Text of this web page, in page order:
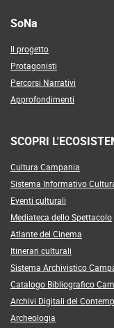
SoNa
Il progetto
Protagonisti
Percorsi Narrativi
Approfondimenti
SCOPRI
Cultura Campania
Sistema Informativo
Eventi culturali
Mediateca dello Spettacolo
Atlante del Cinema
Itinerari culturali
Sistema Archivistico
Catalogo Bibliografico
Archivi Digitali del
Archeologia